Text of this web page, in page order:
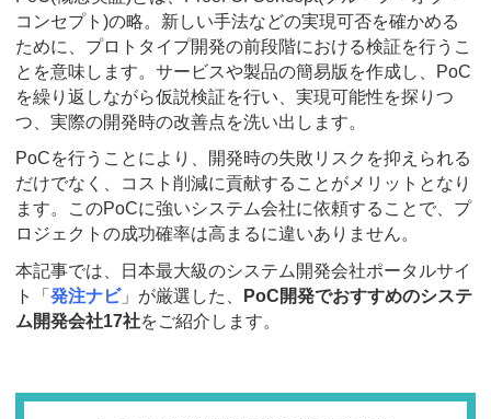
コンセプト)の略。新しい手法などの実現可否を確かめる
ために、プロトタイプ開発の前段階における検証を行うこ
とを意味します。サービスや製品の簡易版を作成し、PoC
を繰り返しながら仮説検証を行い、実現可能性を探りつ
つ、実際の開発時の改善点を洗い出します。
PoCを行うことにより、開発時の失敗リスクを抑えられる
だけでなく、コスト削減に貢献することがメリットとなり
ます。このPoCに強いシステム会社に依頼することで、プ
ロジェクトの成功確率は高まるに違いありません。
本記事では、日本最大級のシステム開発会社ポータルサイ
ト「 発注ナビ」が厳選した、
PoC開発でおすすめのシステ
ム開発会社17社をご紹介します。